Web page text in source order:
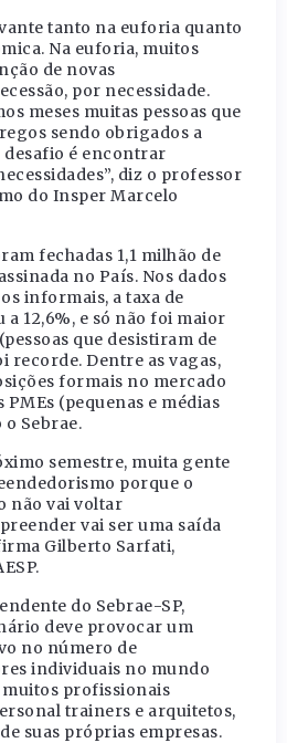
tanto na euforia quanto
Na euforia, muitos
de novas
por necessidade.
meses muitas pessoas que
sendo obrigados a
é encontrar
diz o professor
do Insper Marcelo
fechadas 1,1 milhão de
no País. Nos dados
informais, a taxa de
12,6%, e só não foi maior
que desistiram de
recorde. Dentre as vagas,
formais no mercado
(pequenas e médias
Sebrae.
semestre, muita gente
porque o
não vai voltar
vai ser uma saída
Gilberto Sarfati,
do Sebrae-SP,
deve provocar um
no número de
individuais no mundo
profissionais
trainers e arquitetos,
suas próprias empresas.